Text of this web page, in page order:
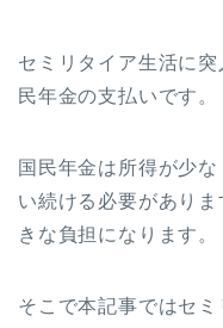
セミリタイア生活に
民年金の支払いです。
国民年金は所得が少
い続ける必要があり
きな負担になります。
そこで本記事ではセ